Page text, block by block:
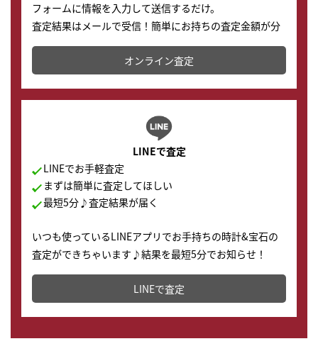
フォームに情報を入力して送信するだけ。
査定結果はメールで受信！簡単にお持ちの査定金額が分
かります。
オンライン査定
LINEで査定
LINEでお手軽査定
まずは簡単に査定してほしい
最短5分♪査定結果が届く
いつも使っているLINEアプリでお手持ちの時計&宝石の
査定ができちゃいます♪結果を最短5分でお知らせ！
どこからでもすぐに査定金額を知ることが出来ます。
LINEで査定